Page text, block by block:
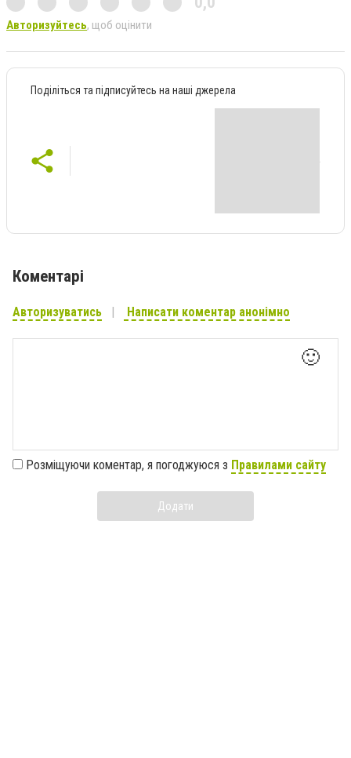
Авторизуйтесь, щоб оцінити
Поділіться та підписуйтесь на наші джерела
Коментарі
Авторизуватись Написати коментар анонімно
🙂
Розміщуючи коментар, я погоджуюся з Правилами сайту
Додати